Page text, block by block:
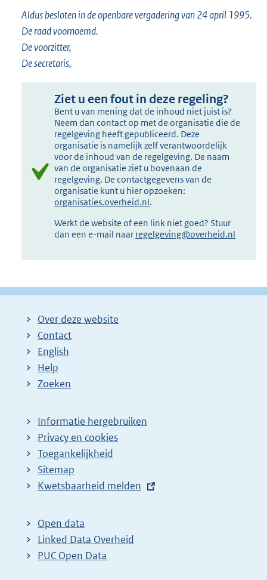
Aldus besloten in de openbare vergadering van 24 april 1995.
De raad voornoemd.
De voorzitter,
De secretaris,
Ziet u een fout in deze regeling?
Bent u van mening dat de inhoud niet juist is?
Neem dan contact op met de organisatie die de
regelgeving heeft gepubliceerd. Deze
organisatie is namelijk zelf verantwoordelijk
voor de inhoud van de regelgeving. De naam
van de organisatie ziet u bovenaan de
regelgeving. De contactgegevens van de
organisatie kunt u hier opzoeken:
organisaties.overheid.nl.
Werkt de website of een link niet goed? Stuur
dan een e-mail naar regelgeving@overheid.nl
Over deze website
Contact
English
Help
Zoeken
Informatie hergebruiken
Privacy en cookies
Toegankelijkheid
Sitemap
E
t
e
r
Kwetsbaarheid melden
Open data
Linked Data Overheid
PUC Open Data